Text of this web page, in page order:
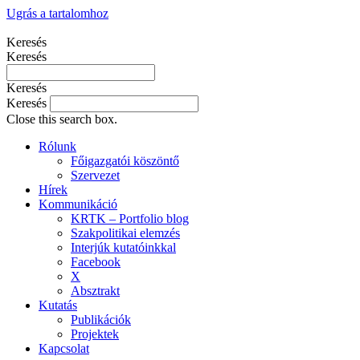
Ugrás a tartalomhoz
Keresés
Keresés
Keresés
Keresés
Close this search box.
Rólunk
Főigazgatói köszöntő
Szervezet
Hírek
Kommunikáció
KRTK – Portfolio blog
Szakpolitikai elemzés
Interjúk kutatóinkkal
Facebook
X
Absztrakt
Kutatás
Publikációk
Projektek
Kapcsolat